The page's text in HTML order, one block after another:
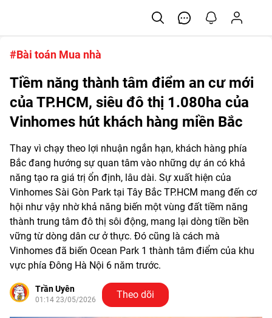
#Bài toán Mua nhà
Tiềm năng thành tâm điểm an cư mới
của TP.HCM, siêu đô thị 1.080ha của
Vinhomes hút khách hàng miền Bắc
Thay vì chạy theo lợi nhuận ngắn hạn, khách hàng phía
Bắc đang hướng sự quan tâm vào những dự án có khả
năng tạo ra giá trị ổn định, lâu dài. Sự xuất hiện của
Vinhomes Sài Gòn Park tại Tây Bắc TP.HCM mang đến cơ
hội như vậy nhờ khả năng biến một vùng đất tiềm năng
thành trung tâm đô thị sôi động, mang lại dòng tiền bền
vững từ dòng dân cư ở thực. Đó cũng là cách mà
Vinhomes đã biến Ocean Park 1 thành tâm điểm của khu
vực phía Đông Hà Nội 6 năm trước.
Trần Uyên
01:14 23/05/2026 Theo dõi